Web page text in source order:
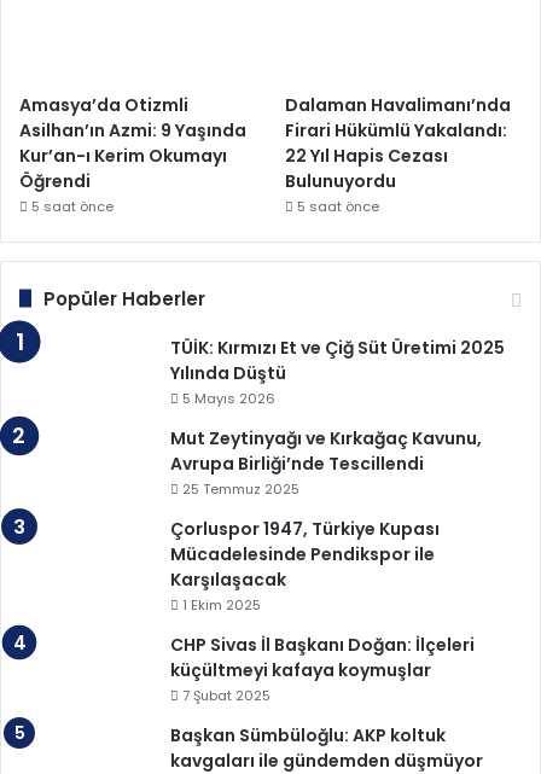
Amasya’da Otizmli
Asilhan’ın Azmi: 9 Yaşında
Kur’an-ı Kerim Okumayı
Öğrendi
5 saat önce
Dalaman Havalimanı’nda
Firari Hükümlü Yakalandı:
22 Yıl Hapis Cezası
Bulunuyordu
5 saat önce
Popüler Haberler
TÜİK: Kırmızı Et ve Çiğ Süt Üretimi 2025
Yılında Düştü
5 Mayıs 2026
Mut Zeytinyağı ve Kırkağaç Kavunu,
Avrupa Birliği’nde Tescillendi
25 Temmuz 2025
Çorluspor 1947, Türkiye Kupası
Mücadelesinde Pendikspor ile
Karşılaşacak
1 Ekim 2025
CHP Sivas İl Başkanı Doğan: İlçeleri
küçültmeyi kafaya koymuşlar
7 Şubat 2025
Başkan Sümbüloğlu: AKP koltuk
kavgaları ile gündemden düşmüyor